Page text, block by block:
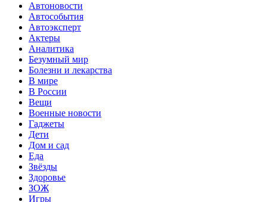
Автоновости
Автособытия
Автоэксперт
Актеры
Аналитика
Безумный мир
Болезни и лекарства
В мире
В России
Вещи
Военные новости
Гаджеты
Дети
Дом и сад
Еда
Звёзды
Здоровье
ЗОЖ
Игры